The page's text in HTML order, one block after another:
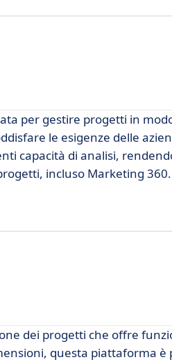
per gestire progetti in
le esigenze delle
capacità di analisi,
incluso Marketing 360.
dei progetti che offre
questa piattaforma è